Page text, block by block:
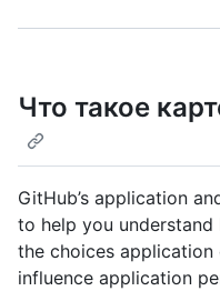
Что такое
GitHub’s application
to help you
the choices application
influence application